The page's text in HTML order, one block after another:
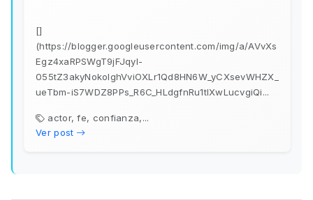
[]
(https://blogger.googleusercontent.com/img/a/AVvXs
Egz4xaRPSWgT9jFJqyl-
055tZ3akyNokoIghVviOXLr1Qd8HN6W_yCXsevWHZX_
ueTbm-iS7WDZ8PPs_R6C_HLdgfnRu1tIXwLucvgiQi...
actor, fe, confianza,...
Ver post